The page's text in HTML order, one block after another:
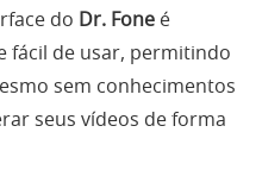
do Dr. Fone é
fácil de usar, permitindo
sem conhecimentos
seus vídeos de forma